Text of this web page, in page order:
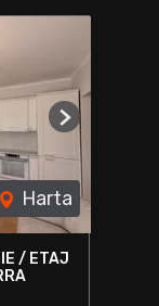
Harta
Next
/ ETAJ